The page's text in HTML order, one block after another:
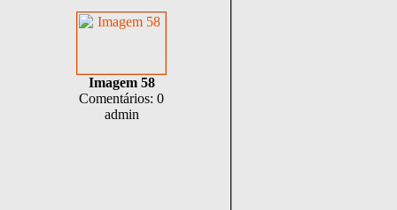
Imagem 58
Comentários: 0
admin